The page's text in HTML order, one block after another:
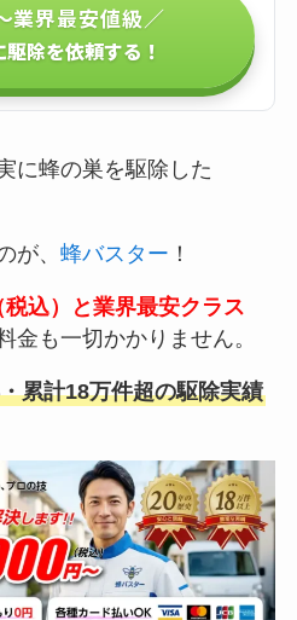
業界最安値級／
除を依頼する！
に蜂の巣を駆除した
が、 蜂バスター ！
込）と業界最安クラス
金も一切かかりません。
累計18万件超の駆除実績